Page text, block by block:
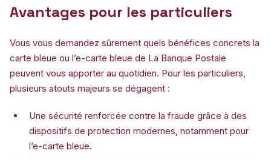
Avantages pour les particuliers
Vous vous demandez sûrement quels bénéfices concrets la
carte bleue ou l’e-carte bleue de La Banque Postale
peuvent vous apporter au quotidien. Pour les particuliers,
plusieurs atouts majeurs se dégagent :
Une sécurité renforcée contre la fraude grâce à des
dispositifs de protection modernes, notamment pour
l’e-carte bleue.